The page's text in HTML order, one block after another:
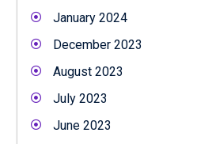
January 2024
December 2023
August 2023
July 2023
June 2023